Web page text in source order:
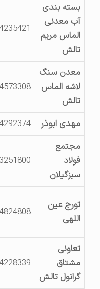
بسته بندی
آب معدنی
الماس مریم
تالش
1344235421
معدن سنگ
لاشه الماس
تالش
1824573308
مهدی ابوذر
1344292374
مجتمع
فولاد
سبزگیلان
1343251800
تورج عین
اللهی
1344824808
تعاونی
مشتاق
گرانول تالش
1344228339